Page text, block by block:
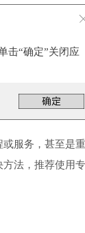
击“确定”关闭应
服务，甚至是
法，推荐使用